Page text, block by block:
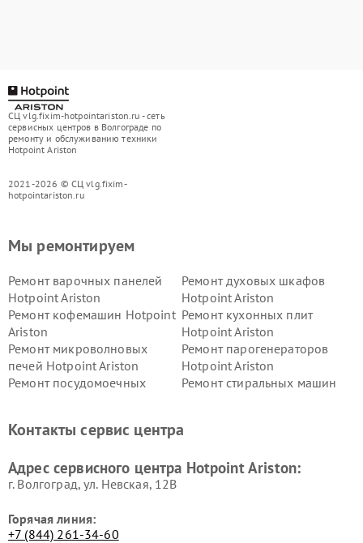
СЦ vlg.fixim-hotpointariston.ru - сеть
сервисных центров в Волгограде по
ремонту и обслуживанию техники
Hotpoint Ariston
2021-2026 © СЦ vlg.fixim-
hotpointariston.ru
Мы ремонтируем
Ремонт варочных панелей
Hotpoint Ariston
Ремонт духовых шкафов
Hotpoint Ariston
Ремонт кофемашин Hotpoint
Ariston
Ремонт кухонных плит
Hotpoint Ariston
Ремонт микроволновых
печей Hotpoint Ariston
Ремонт парогенераторов
Hotpoint Ariston
Ремонт посудомоечных
Ремонт стиральных машин
Hotpoint Ariston
Hotpoint Ariston
Ariston
Hotpoint Ariston
Контакты сервис центра
Адрес сервисного центра Hotpoint Ariston:
г. Волгоград, ул. Невская, 12В
Горячая линия:
+7 (844) 261-34-60